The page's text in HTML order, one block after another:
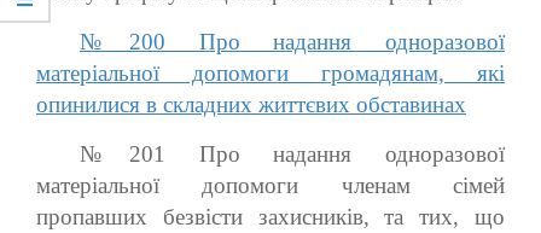
№200 Про надання одноразової
матеріальної допомоги громадянам, які
опинилися в складних життєвих обставинах
№201 Про надання одноразової
матеріальної допомоги членам сімей
пропавших безвісти захисників, та тих, що